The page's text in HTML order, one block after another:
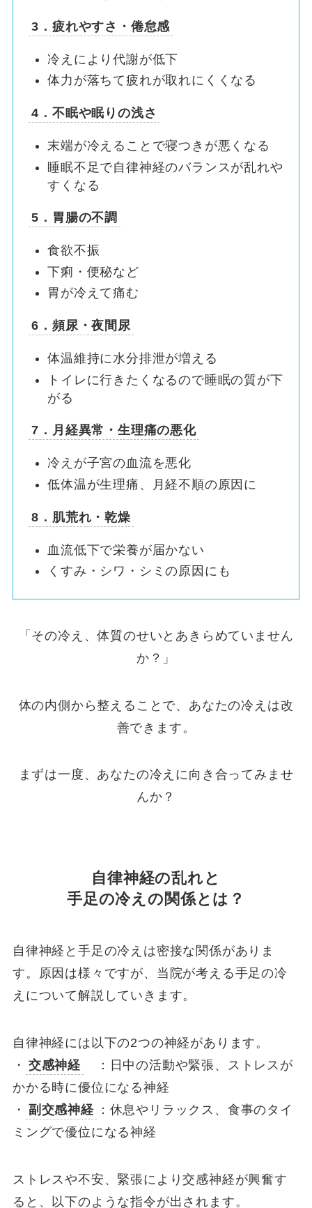
3．疲れやすさ・倦怠感
冷えにより代謝が低下
体力が落ちて疲れが取れにくくなる
4．不眠や眠りの浅さ
末端が冷えることで寝つきが悪くなる
睡眠不足で自律神経のバランスが乱れや
すくなる
5．胃腸の不調
食欲不振
下痢・便秘など
胃が冷えて痛む
6．頻尿・夜間尿
体温維持に水分排泄が増える
トイレに行きたくなるので睡眠の質が下
がる
7．月経異常・生理痛の悪化
冷えが子宮の血流を悪化
低体温が生理痛、月経不順の原因に
8．肌荒れ・乾燥
血流低下で栄養が届かない
くすみ・シワ・シミの原因にも
「その冷え、体質のせいとあきらめていません
か？」
体の内側から整えることで、あなたの冷えは改
善できます。
まずは一度、あなたの冷えに向き合ってみませ
んか？
自律神経の乱れと
手足の冷えの関係とは？
自律神経と手足の冷えは密接な関係がありま
す。原因は様々ですが、当院が考える手足の冷
えについて解説していきます。
自律神経には以下の2つの神経があります。
・ 交感神経
：日中の活動や緊張、ストレスが
かかる時に優位になる神経
・ 副交感神経
：休息やリラックス、食事のタイ
ミングで優位になる神経
ストレスや不安、緊張により交感神経が興奮す
ると、以下のような指令が出されます。